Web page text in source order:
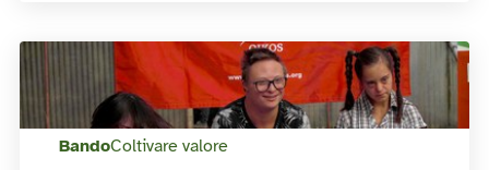
BandoColtivare valore